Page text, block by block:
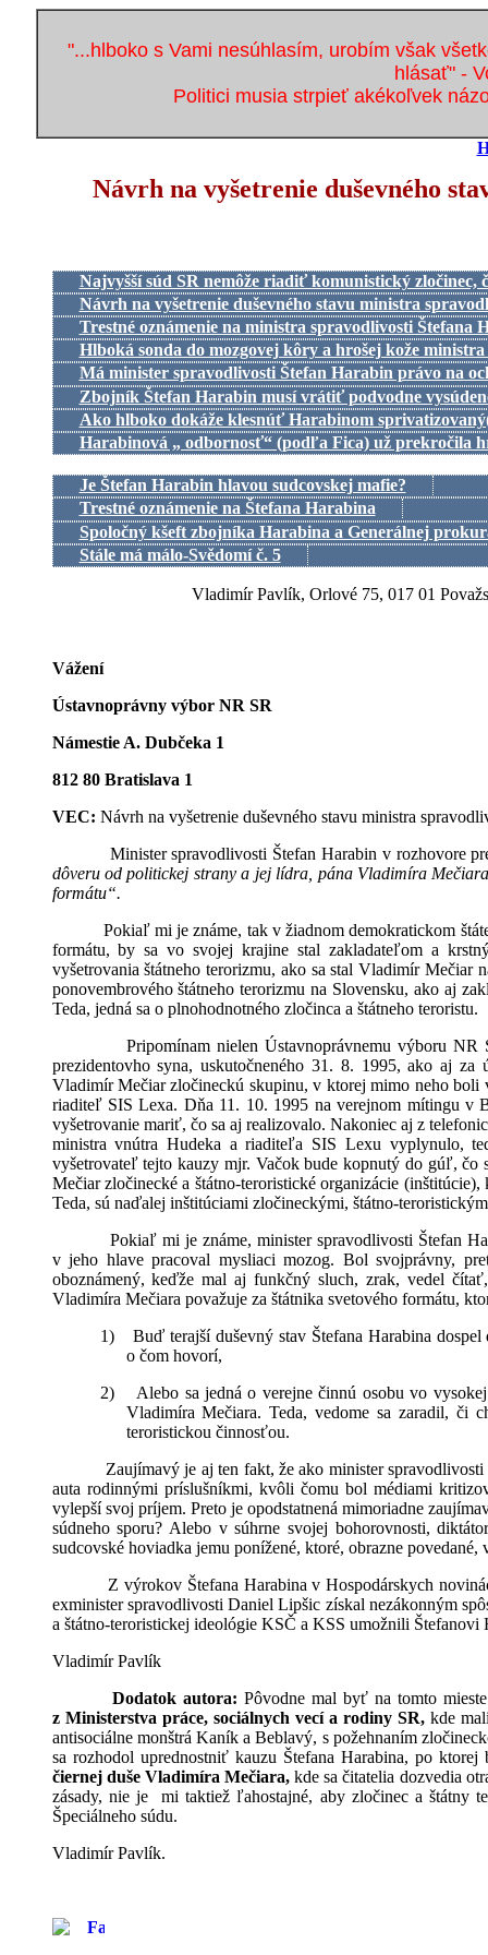
"...hlboko s Vami nesúhlasím, urobím však
hlásať" -
Politici musia strpieť akékoľvek
Návrh na vyšetrenie duševného
Najvyšší súd SR nemôže riadiť komunistický zločinec,
Návrh na vyšetrenie duševného stavu ministra
Trestné oznámenie na ministra spravodlivosti Štefana
Hlboká sonda do mozgovej kôry a hrošej kože
Má minister spravodlivosti Štefan Harabin právo na
Zbojník Štefan Harabin musí vrátiť podvodne
Ako hlboko dokáže klesnúť Harabinom
Harabinová „ odbornosť“ (podľa Fica) už prekročila
Je Štefan Harabin hlavou sudcovskej mafie?
Trestné oznámenie na Štefana Harabina
Spoločný kšeft zbojníka Harabina a Generálnej
Stále má málo-Svědomí č. 5
Vladimír Pavlík, Orlové 75, 017 01
Vážení
Ústavnoprávny výbor NR SR
Námestie A. Dubčeka 1
812 80 Bratislava 1
VEC: Návrh na vyšetrenie duševného stavu ministra
Minister spravodlivosti Štefan Harabin v rozhovore
dôveru od politickej strany a jej lídra, pána Vladimíra
formátu“.
Pokiaľ mi je známe, tak v žiadnom demokratickom
formátu, by sa vo svojej krajine stal zakladateľom a
vyšetrovania štátneho terorizmu, ako sa stal Vladimír
ponovembrového štátneho terorizmu na Slovensku, ako aj
Teda, jedná sa o plnohodnotného zločinca a štátneho teroristu.
Pripomínam nielen Ústavnoprávnemu výboru
prezidentovho syna, uskutočneného 31. 8. 1995, ako aj
Vladimír Mečiar zločineckú skupinu, v ktorej mimo neho boli
riaditeľ SIS Lexa. Dňa 11. 10. 1995 na verejnom mítingu v
vyšetrovanie mariť, čo sa aj realizovalo. Nakoniec aj z
ministra vnútra Hudeka a riaditeľa SIS Lexu vyplynulo,
vyšetrovateľ tejto kauzy mjr. Vačok bude kopnutý do gúľ,
Mečiar zločinecké a štátno-teroristické organizácie
Teda, sú naďalej inštitúciami zločineckými, štátno-
Pokiaľ mi je známe, minister spravodlivosti Štefan
v jeho hlave pracoval mysliaci mozog. Bol svojprávny,
oboznámený, keďže mal aj funkčný sluch, zrak, vedel
Vladimíra Mečiara považuje za štátnika svetového formátu,
1)
Buď terajší duševný stav Štefana Harabina
o čom hovorí,
2)
Alebo sa jedná o verejne činnú osobu vo
Vladimíra Mečiara. Teda, vedome sa zaradil, či
teroristickou činnosťou.
Zaujímavý je aj ten fakt, že ako minister
auta rodinnými príslušníkmi, kvôli čomu bol médiami
vylepší svoj príjem. Preto je opodstatnená mimoriadne
súdneho sporu? Alebo v súhrne svojej bohorovnosti,
sudcovské hoviadka jemu ponížené, ktoré, obrazne povedané,
Z výrokov Štefana Harabina v Hospodárskych
exminister spravodlivosti Daniel Lipšic získal nezákonným
a štátno-teroristickej ideológie KSČ a KSS umožnili
Vladimír Pavlík
Dodatok autora: Pôvodne mal byť na tomto
z Ministerstva práce, sociálnych vecí a rodiny SR, kde
antisociálne monštrá Kaník a Beblavý, s požehnaním
sa rozhodol uprednostniť kauzu Štefana Harabina, po
čiernej duše Vladimíra Mečiara,kde sa čitatelia dozvedia
zásady, nie je
mi taktiež ľahostajné, aby zločinec a štátny
Špeciálneho súdu.
Vladimír Pavlík.